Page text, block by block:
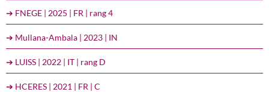
➔ FNEGE | 2025 | FR | rang 4
➔ Mullana-Ambala | 2023 | IN
➔ LUISS | 2022 | IT | rang D
➔ HCERES | 2021 | FR | C